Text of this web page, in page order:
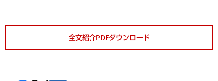
全文紹介PDFダウンロード